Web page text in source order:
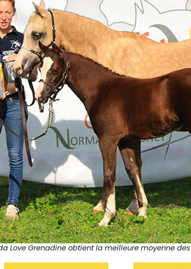
Love Grenadine obtient la meilleure moyenne des